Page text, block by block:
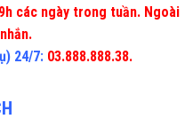
các ngày trong tuần. Ngoài
24/7: 03.888.888.38.